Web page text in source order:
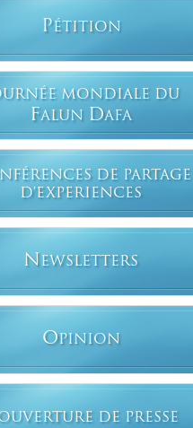
PÉTITION
MONDIALE DU
FALUN DAFA
DE PARTAGE
D'EXPERIENCES
N EWSLETTERS
OPINION
DE PRESSE